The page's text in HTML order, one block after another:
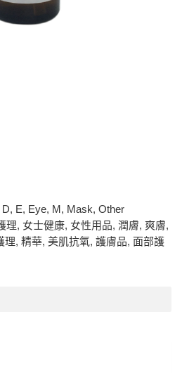
D, E, Eye, M , Mask, Other
理, 女士健康, 女性用品, 潤膚, 爽膚,
理, 精華, 美肌抗氧, 護膚品, 面部護